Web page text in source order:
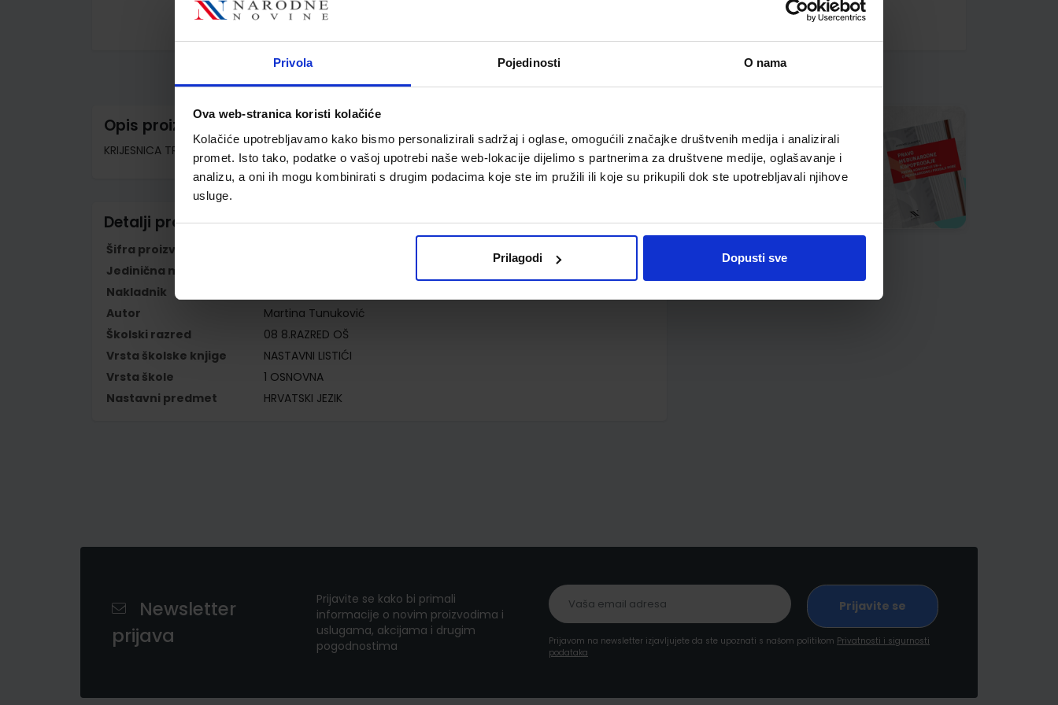
Privola Pojedinosti O nama
Ova web-stranica koristi kolačiće
Kolačiće upotrebljavamo kako bismo personalizirali sadržaj i oglase, omogućili značajke društvenih medija i analizirali
promet. Isto tako, podatke o vašoj upotrebi naše web-lokacije dijelimo s partnerima za društvene medije, oglašavanje i
analizu, a oni ih mogu kombinirati s drugim podacima koje ste im pružili ili koje su prikupili dok ste upotrebljavali njihove
usluge.
Prilagodi Dopusti sve
gallery
Opis proizvoda
KRIJESNICA TRENERICA 8; nastavni listići iz hrvatskog jezika za 8. razred osnovne škole
Detalji proizvoda
Šifra proizvoda
Jedinična mjera
Nakladnik
Autor
Martina Tunuković
Školski razred
08 8.RAZRED OŠ
Vrsta školske knjige
NASTAVNI LISTIĆI
Vrsta škole
1 OSNOVNA
Nastavni predmet
HRVATSKI JEZIK
Newsletter
prijava
Prijavite se kako bi primali
informacije o novim proizvodima i
uslugama, akcijama i drugim
pogodnostima
Prijavom na newsletter izjavljujete da ste upoznati s našom politikom Privatnosti i sigurnosti
podataka